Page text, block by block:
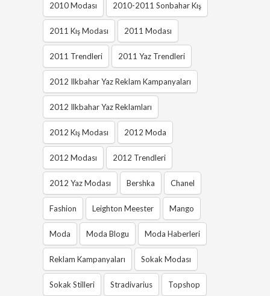
2010 Modası 2010-2011 Sonbahar Kış
2011 Kış Modası 2011 Modası
2011 Trendleri 2011 Yaz Trendleri
2012 Ilkbahar Yaz Reklam Kampanyaları
2012 Ilkbahar Yaz Reklamları
2012 Kış Modası 2012 Moda
2012 Modası 2012 Trendleri
2012 Yaz Modası Bershka Chanel
Fashion Leighton Meester Mango
Moda Moda Blogu Moda Haberleri
Reklam Kampanyaları Sokak Modası
Sokak Stilleri Stradivarius Topshop